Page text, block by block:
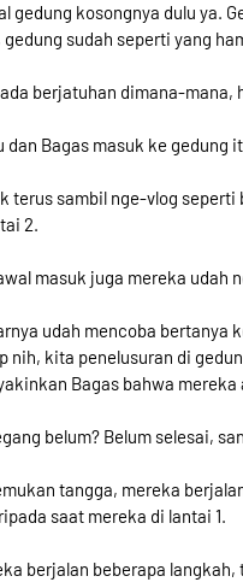
gedung kosongnya dulu ya.
sudah seperti yang
berjatuhan dimana-
dan Bagas masuk ke
terus sambil nge-vlog
2.
masuk juga mereka udah
udah mencoba bertanya
nih, kita penelusuran di
Bagas bahwa
belum? Belum selesai,
tangga, mereka
saat mereka di lantai 1.
berjalan beberapa